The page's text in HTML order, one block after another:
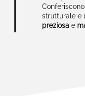
strutturale e
preziosa e